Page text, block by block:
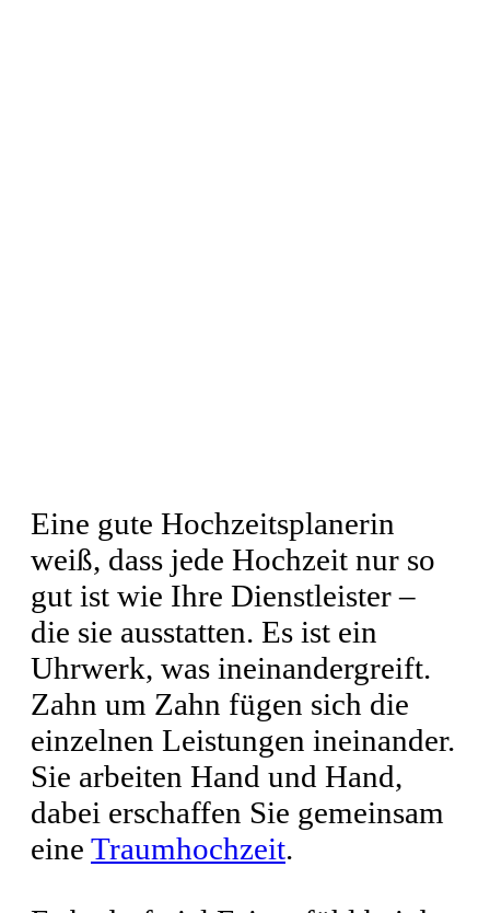
Eine gute Hochzeitsplanerin
weiß, dass jede Hochzeit nur so
gut ist wie Ihre Dienstleister –
die sie ausstatten. Es ist ein
Uhrwerk, was ineinandergreift.
Zahn um Zahn fügen sich die
einzelnen Leistungen ineinander.
Sie arbeiten Hand und Hand,
dabei erschaffen Sie gemeinsam
eine Traumhochzeit.